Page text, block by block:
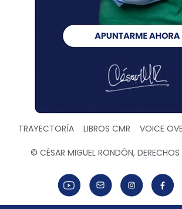
TRAYECTORÍA LIBROS CMR VOICE
© CÉSAR MIGUEL RONDÓN, DERECHOS